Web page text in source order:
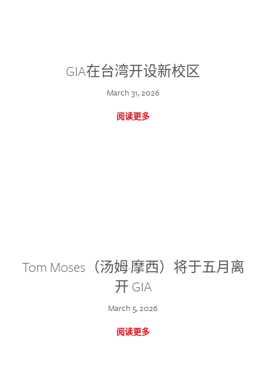
GIA在台湾开设新校区
March 31, 2026
阅读更多
Tom Moses（汤姆·摩西）将于五月离
开 GIA
March 5, 2026
阅读更多